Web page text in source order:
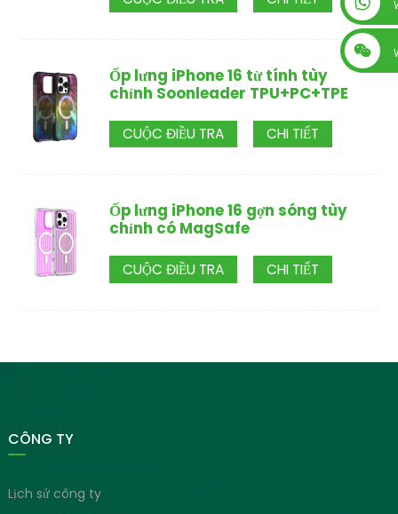
Ốp lưng iPhone 16 từ tính tùy
chỉnh Soonleader TPU+PC+TPE
CUỘC ĐIỀU TRA CHI TIẾT
Ốp lưng iPhone 16 gợn sóng tùy
chỉnh có MagSafe
CUỘC ĐIỀU TRA CHI TIẾT
CÔNG TY
Lịch sử công ty